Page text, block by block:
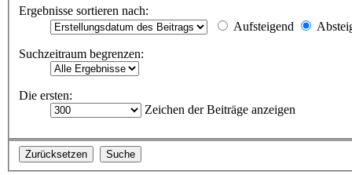
Ergebnisse sortieren nach:
Aufsteigend
Suchzeitraum begrenzen:
Die ersten:
Zeichen der Beiträge anzeigen